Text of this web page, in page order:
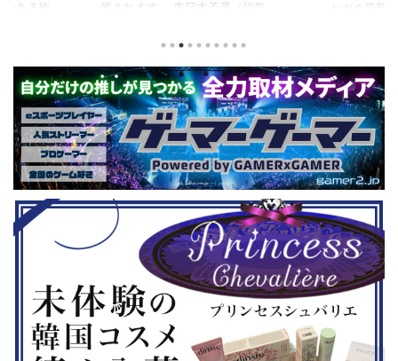
ある昨
ルを独自に
。（類似し
ゲーム、長
ム） 注目
セット』
ホラーゲー
『鉄拳8
催されます。 東日本予選（福島
選（神奈川県）の優勝者3名が決勝大
仕様。ご当地キャラクターによる対戦
も見られるとのことなので、家族で楽
しめるイベントになっているようで
す。 ちなみに、ゲストのプロレスラ
ーである蝶野正洋さんは今年60歳に
なるそうです。トークセッションに登
場しますよ。 この記事のポイント ・
大会参加者は60歳以上 ・3地区で予
選あり。予選は8月24日、25日と9月
22日。本戦は9月22日（事前エ ...
セガの最新
ファンから
や編成や育
クなどが話
売されたば
要チェック
ル」に『ユ
登場！『龍
リロード』
は、
ンドーeショ
...